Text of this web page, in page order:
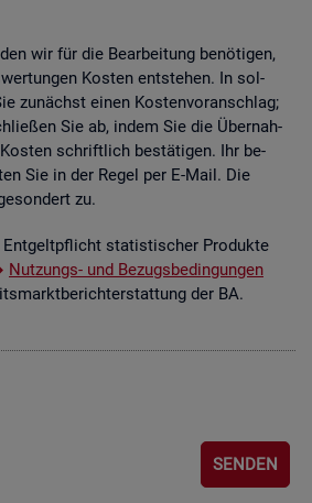
wir für die Be­ar­bei­tung be­nö­ti­gen,
Kos­ten ent­ste­hen. In sol­
zu­nächst einen Kos­ten­vor­anschlag;
Sie ab, indem Sie die Über­nah­
schrift­lich be­stä­ti­gen. Ihr be­
Sie in der Regel per E-Mail. Die
zu.
sta­tis­ti­scher Pro­duk­te
Nut­zungs- und Be­zugs­be­din­gun­gen
der BA.